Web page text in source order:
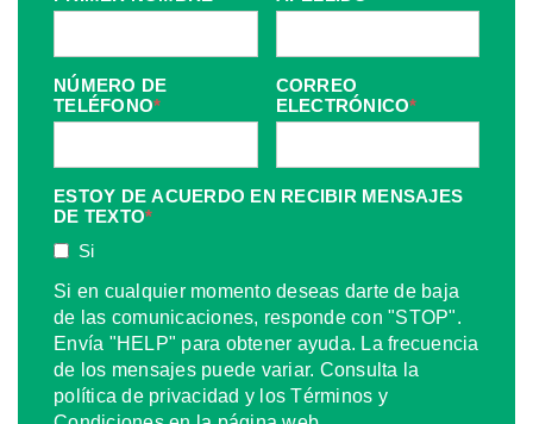
NÚMERO DE
TELÉFONO*
CORREO
ELECTRÓNICO*
ESTOY DE ACUERDO EN RECIBIR MENSAJES
DE TEXTO*
Si
Si en cualquier momento deseas darte de baja
de las comunicaciones, responde con "STOP".
Envía "HELP" para obtener ayuda. La frecuencia
de los mensajes puede variar. Consulta la
política de privacidad y los Términos y